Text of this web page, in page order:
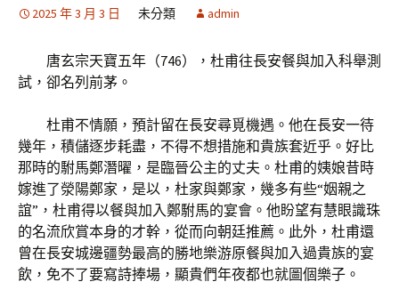
2025 年 3 月 3 日 未分類 admin
唐玄宗天寶五年（746），杜甫往長安餐與加入科舉測
試，卻名列前茅。
杜甫不情願，預計留在長安尋覓機遇。他在長安一待
幾年，積儲逐步耗盡，不得不想措施和貴族套近乎。好比
那時的駙馬鄭潛曜，是臨晉公主的丈夫。杜甫的姨娘昔時
嫁進了滎陽鄭家，是以，杜家與鄭家，幾多有些“姻親之
誼”，杜甫得以餐與加入鄭駙馬的宴會。他盼望有慧眼識珠
的名流欣賞本身的才幹，從而向朝廷推薦。此外，杜甫還
曾在長安城邊疆勢最高的勝地樂游原餐與加入過貴族的宴
飲，免不了要寫詩捧場，顯貴們年夜都也就圖個樂子。